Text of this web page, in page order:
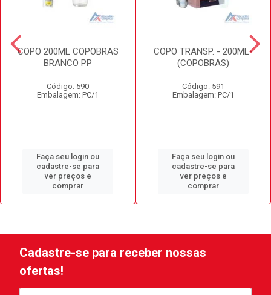
COPO 200ML COPOBRAS
BRANCO PP
Código: 590
Embalagem: PC/1
Faça seu login ou
cadastre-se para
ver preços e
comprar
COPO TRANSP. - 200ML-
(COPOBRAS)
Código: 591
Embalagem: PC/1
Faça seu login ou
cadastre-se para
ver preços e
comprar
Cadastre-se para receber nossas
ofertas!